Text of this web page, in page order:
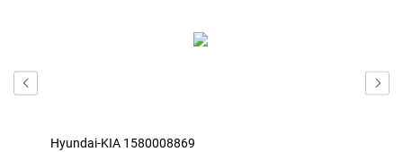
Hyundai-KIA 1580008869